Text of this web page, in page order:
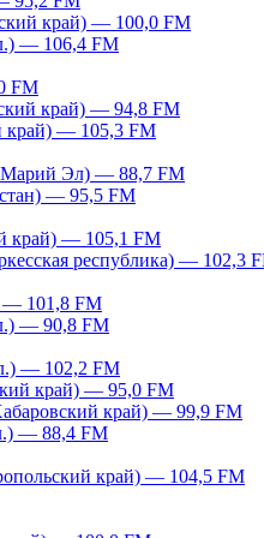
край) — 100,0 FM
— 106,4 FM
FM
край) — 94,8 FM
край) — 105,3 FM
Марий Эл) — 88,7 FM
— 95,5 FM
край) — 105,1 FM
республика) — 102,3
— 101,8 FM
— 90,8 FM
— 102,2 FM
край) — 95,0 FM
край) — 99,9 FM
— 88,4 FM
край) — 104,5 FM